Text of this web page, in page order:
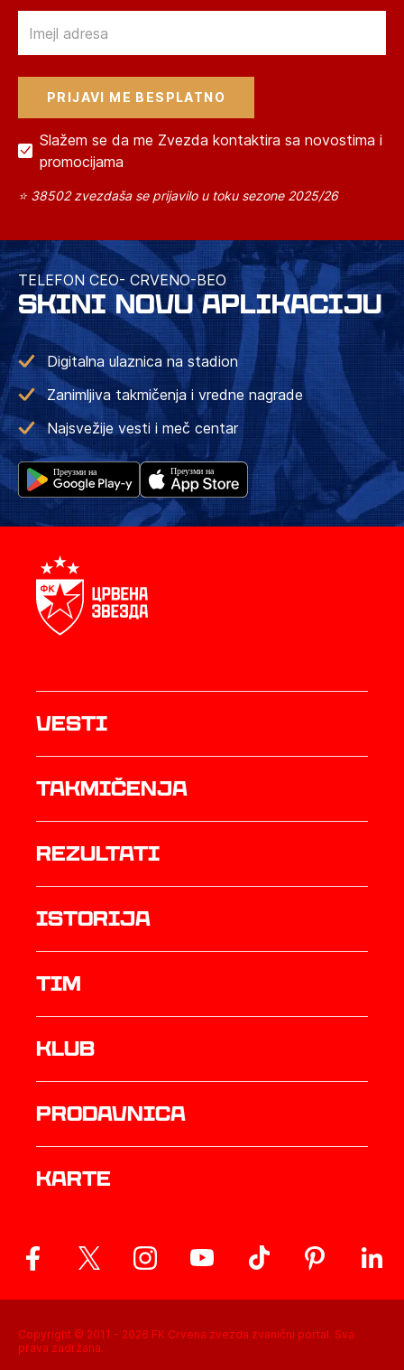
Slažem se da me Zvezda kontaktira sa novostima i
promocijama
⭐ 38502 zvezdaša se prijavilo u toku sezone 2025/26
TELEFON CEO- CRVENO-BEO
SKINI NOVU APLIKACIJU
Digitalna ulaznica na stadion
Zanimljiva takmičenja i vredne nagrade
Najsvežije vesti i meč centar
Vesti
Takmičenja
rezultati
istorija
TIM
Klub
prodavnica
Karte
Copyright © 2011 - 2026 FK Crvena zvezda zvanični portal. Sva
prava zadržana.